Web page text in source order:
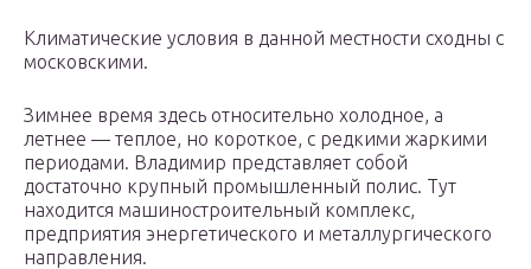
Климатические условия в данной местности сходны с
московскими.
Зимнее время здесь относительно холодное, а
летнее — теплое, но короткое, с редкими жаркими
периодами. Владимир представляет собой
достаточно крупный промышленный полис. Тут
находится машиностроительный комплекс,
предприятия энергетического и металлургического
направления.